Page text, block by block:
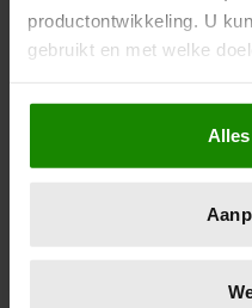
productontwikkeling. U
gebruikt en met welke
Als u het toestaat, willen
Informatie
locatie, die tot een
scannen op
verwerkt en stel uw